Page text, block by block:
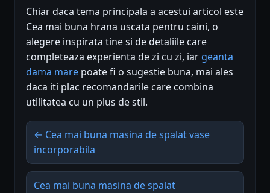
Chiar daca tema principala a acestui articol este
Cea mai buna hrana uscata pentru caini, o
alegere inspirata tine si de detaliile care
completeaza experienta de zi cu zi, iar geanta
dama mare poate fi o sugestie buna, mai ales
daca iti plac recomandarile care combina
utilitatea cu un plus de stil.
← Cea mai buna masina de spalat vase
incorporabila
Cea mai buna masina de spalat